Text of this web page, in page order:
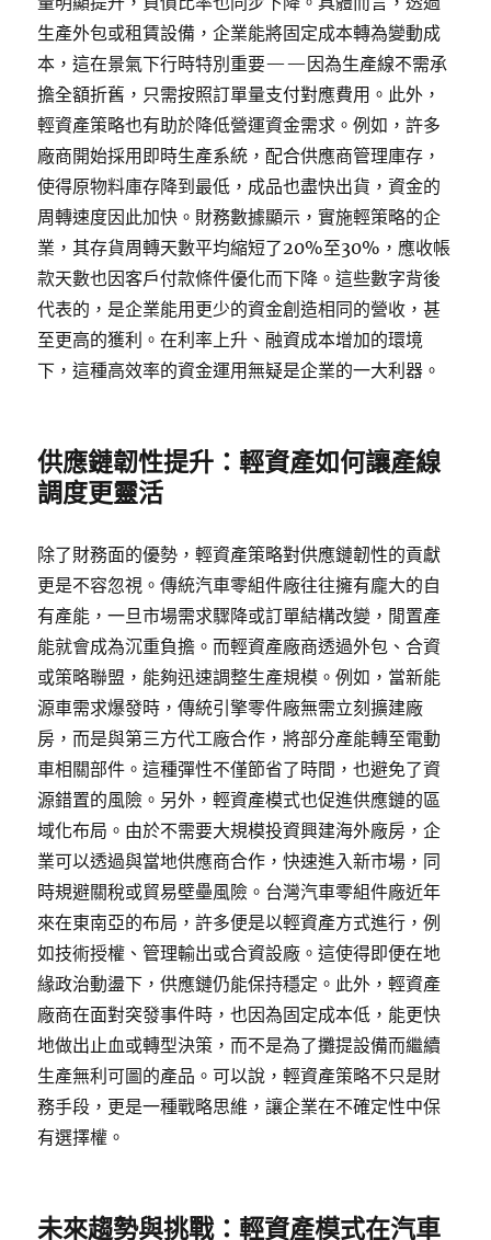
生產外包或租賃設備，企業能將固定成本轉為變動成
本，這在景氣下行時特別重要——因為生產線不需承
擔全額折舊，只需按照訂單量支付對應費用。此外，
輕資產策略也有助於降低營運資金需求。例如，許多
廠商開始採用即時生產系統，配合供應商管理庫存，
使得原物料庫存降到最低，成品也盡快出貨，資金的
周轉速度因此加快。財務數據顯示，實施輕策略的企
業，其存貨周轉天數平均縮短了20%至30%，應收帳
款天數也因客戶付款條件優化而下降。這些數字背後
代表的，是企業能用更少的資金創造相同的營收，甚
至更高的獲利。在利率上升、融資成本增加的環境
下，這種高效率的資金運用無疑是企業的一大利器。
供應鏈韌性提升：輕資產如何讓產線
調度更靈活
除了財務面的優勢，輕資產策略對供應鏈韌性的貢獻
更是不容忽視。傳統汽車零組件廠往往擁有龐大的自
有產能，一旦市場需求驟降或訂單結構改變，閒置產
能就會成為沉重負擔。而輕資產廠商透過外包、合資
或策略聯盟，能夠迅速調整生產規模。例如，當新能
源車需求爆發時，傳統引擎零件廠無需立刻擴建廠
房，而是與第三方代工廠合作，將部分產能轉至電動
車相關部件。這種彈性不僅節省了時間，也避免了資
源錯置的風險。另外，輕資產模式也促進供應鏈的區
域化布局。由於不需要大規模投資興建海外廠房，企
業可以透過與當地供應商合作，快速進入新市場，同
時規避關稅或貿易壁壘風險。台灣汽車零組件廠近年
來在東南亞的布局，許多便是以輕資產方式進行，例
如技術授權、管理輸出或合資設廠。這使得即便在地
緣政治動盪下，供應鏈仍能保持穩定。此外，輕資產
廠商在面對突發事件時，也因為固定成本低，能更快
地做出止血或轉型決策，而不是為了攤提設備而繼續
生產無利可圖的產品。可以說，輕資產策略不只是財
務手段，更是一種戰略思維，讓企業在不確定性中保
有選擇權。
未來趨勢與挑戰：輕資產模式在汽車